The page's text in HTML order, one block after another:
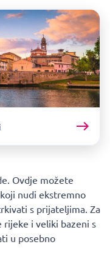
Ovdje možete
nudi ekstremno
s prijateljima. Za
i veliki bazeni s
u posebno